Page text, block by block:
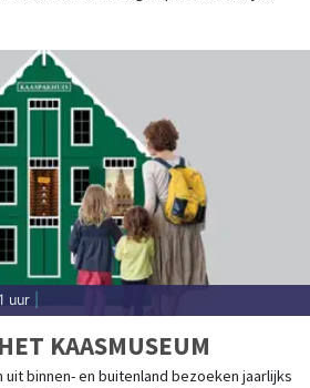
uur
KAASMUSEUM
uit binnen- en buitenland bezoeken jaarlijks